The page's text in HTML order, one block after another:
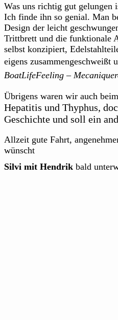
Was uns richtig gut gelungen
Ich finde ihn so genial. Man
Design der leicht
Trittbrett und die funktionale
selbst konzipiert,
eigens zusammengeschweißt
BoatLifeFeeling –
Übrigens waren wir auch
Hepatitis und Thyphus,
Geschichte und soll ein
Allzeit gute Fahrt,
wünscht
Silvi mit Hendrik bald